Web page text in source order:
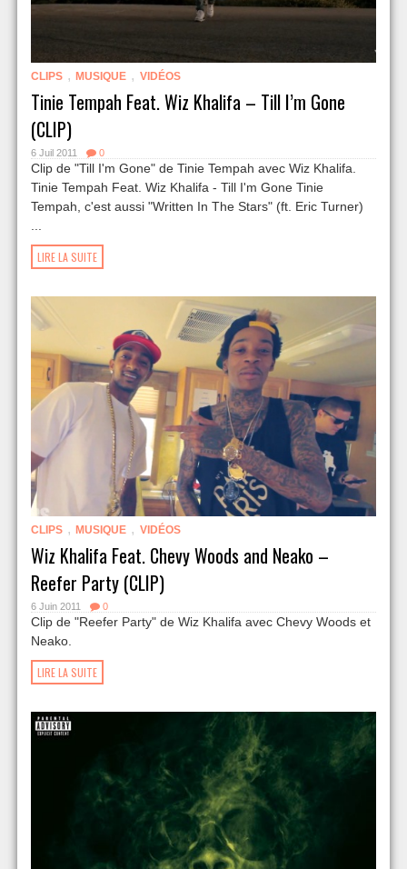
CLIPS , MUSIQUE , VIDÉOS
Tinie Tempah Feat. Wiz Khalifa – Till I’m Gone
(CLIP)
6 Juil 2011 0
Clip de "Till I'm Gone" de Tinie Tempah avec Wiz Khalifa.
Tinie Tempah Feat. Wiz Khalifa - Till I'm Gone Tinie
Tempah, c'est aussi "Written In The Stars" (ft. Eric Turner)
LIRE LA SUITE
CLIPS , MUSIQUE , VIDÉOS
Wiz Khalifa Feat. Chevy Woods and Neako –
Reefer Party (CLIP)
6 Juin 2011 0
Clip de "Reefer Party" de Wiz Khalifa avec Chevy Woods et
Neako.
LIRE LA SUITE